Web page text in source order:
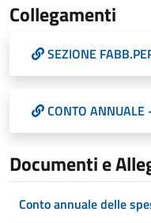
Collegamenti
SEZIONE
CONTO ANNUALE
Documenti e
Conto annuale delle